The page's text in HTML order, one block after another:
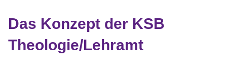
Das Konzept der KSB
Theologie/Lehramt